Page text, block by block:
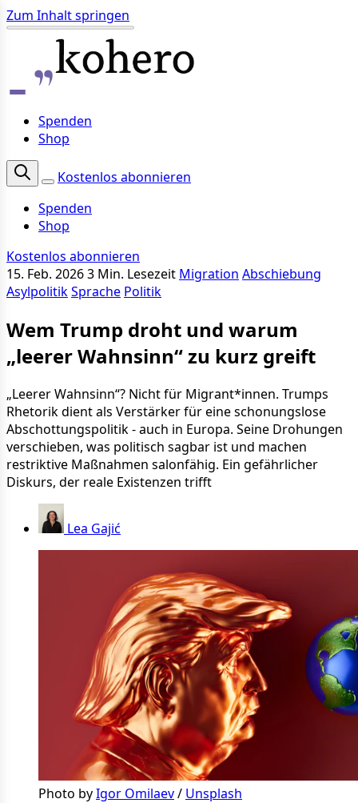
Zum Inhalt springen
Spenden
Shop
Kostenlos abonnieren
Spenden
Shop
Kostenlos abonnieren
15. Feb. 20263 Min. Lesezeit Migration Abschiebung
AsylpolitikSprache Politik
Wem Trump droht und warum
„leerer Wahnsinn“ zu kurz greift
„Leerer Wahnsinn“? Nicht für Migrant*innen. Trumps
Rhetorik dient als Verstärker für eine schonungslose
Abschottungspolitik - auch in Europa. Seine Drohungen
verschieben, was politisch sagbar ist und machen
restriktive Maßnahmen salonfähig. Ein gefährlicher
Diskurs, der reale Existenzen trifft
Lea Gajić
Photo by Igor Omilaev / Unsplash